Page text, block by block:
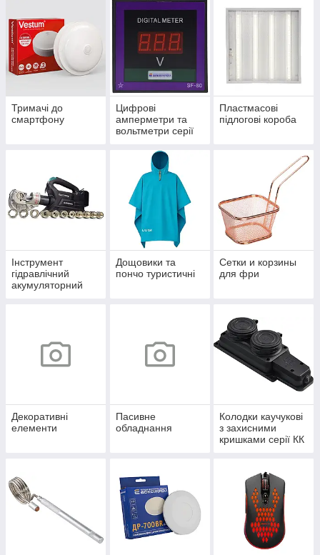
UBox
Тримачі до
смартфону
Цифрові
амперметри та
вольтметри серії
Пластмасові
підлогові короба
Інструмент
гідравлічний
акумуляторний
Дощовики та
пончо туристичні
Сетки и корзины
для фри
Декоративні
елементи
Пасивне
обладнання
Колодки каучукові
з захисними
кришками серії КК